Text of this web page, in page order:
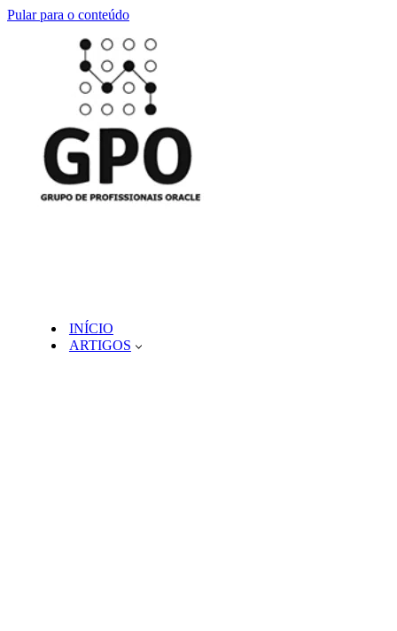
Pular para o conteúdo
INÍCIO
ARTIGOS